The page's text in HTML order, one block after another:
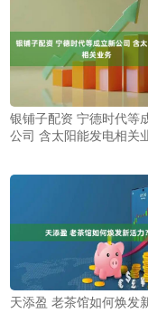
银铺子配资 宁德时代等
公司 含太阳能发电相关
天添盈 老茶馆如何焕发